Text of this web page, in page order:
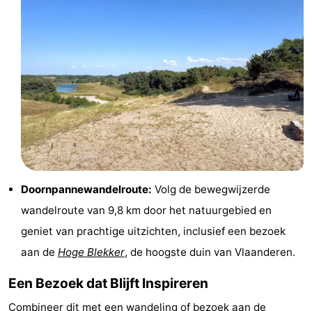
Route
Parkeren
Nieuws
Medische
West-
Doornpannewandelroute: Volg de bewegwijzerde
wandelroute van 9,8 km door het natuurgebied en
geniet van prachtige uitzichten, inclusief een bezoek
aan de Hoge Blekker, de hoogste duin van Vlaanderen.
Een Bezoek dat Blijft Inspireren
Combineer dit met een wandeling of bezoek aan de